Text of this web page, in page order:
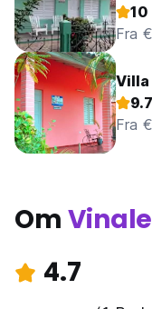
10
Fra
Villa
9.7
Fra
Om
4.7